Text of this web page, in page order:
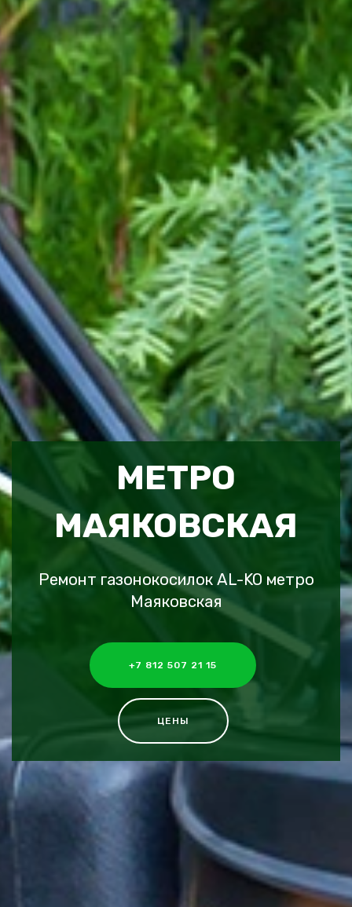
МЕТРО
МАЯКОВСКАЯ
Ремонт газонокосилок AL-KO метро
Маяковская
+7 812 507 21 15
ЦЕНЫ